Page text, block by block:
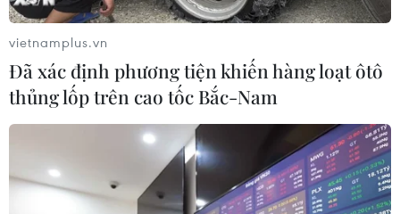
Theo dõi VietnamPlus
TIN LIÊN QUAN
vietnamplus.vn
Đã xác định phương tiện khiến hàng loạt ôtô
thủng lốp trên cao tốc Bắc-Nam